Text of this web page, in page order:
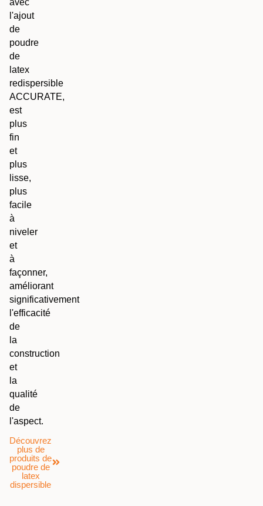
l'ajout
de
poudre
de
latex
redispersible
ACCURATE,
est
plus
fin
et
plus
lisse,
plus
facile
à
niveler
et
à
façonner,
améliorant
significativement
l'efficacité
de
la
construction
et
la
qualité
de
l'aspect.
Découvrez
plus de
produits de
poudre de
latex
dispersible